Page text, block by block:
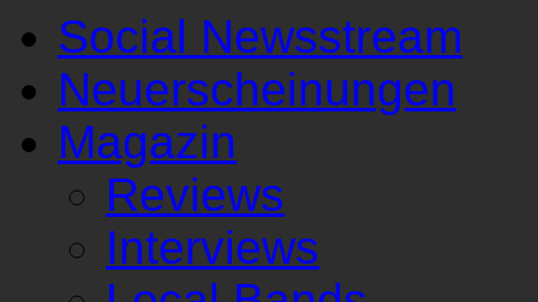
Social Newsstream
Neuerscheinungen
Magazin
Reviews
Interviews